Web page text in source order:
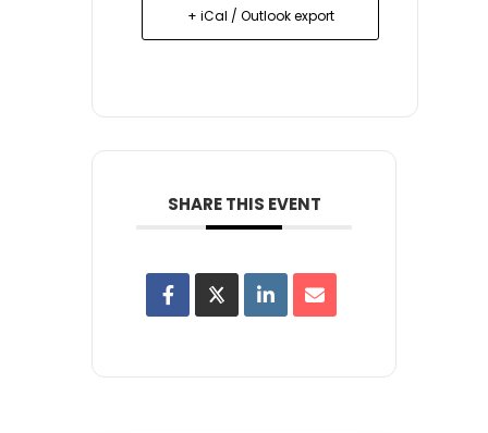
+ iCal / Outlook export
SHARE THIS EVENT